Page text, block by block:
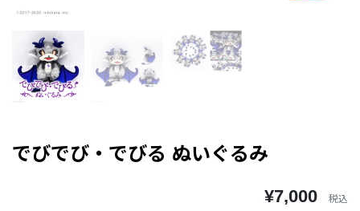
でびでび・でびる ぬいぐるみ
¥7,000 税込